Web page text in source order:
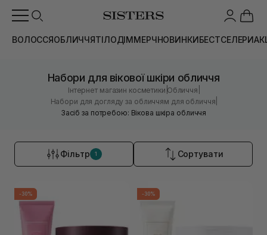
ВОЛОССЯОБЛИЧЧЯТІЛОДІММЕРЧНОВИНКИБЕСТСЕЛЕРИ
Набори для вікової шкіри обличчя
Інтернет магазин косметики |Обличчя
Набори для догляду за обличчям для обличчя
Засіб за потребою: Вікова шкіра обличчя
Фільтр 1 Сортувати
-30% -30%